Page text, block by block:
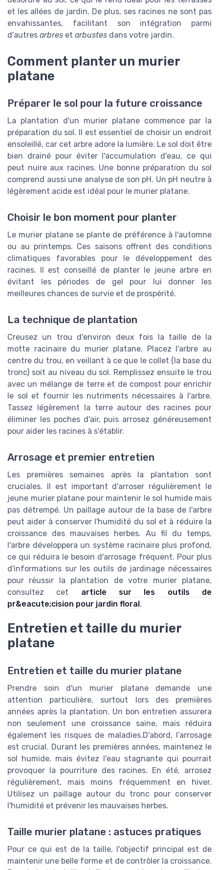
et les allées de jardin. De plus, ses racines ne sont pas
envahissantes, facilitant son intégration parmi
d'autres arbres et arbustes dans votre jardin.
Comment planter un murier
platane
Préparer le sol pour la future croissance
La plantation d'un murier platane commence par la
préparation du sol. Il est essentiel de choisir un endroit
ensoleillé, car cet arbre adore la lumière. Le sol doit être
bien drainé pour éviter l'accumulation d'eau, ce qui
peut nuire aux racines. Une bonne préparation du sol
comprend aussi une analyse de son pH. Un pH neutre à
légèrement acide est idéal pour le murier platane.
Choisir le bon moment pour planter
Le murier platane se plante de préférence à l'automne
ou au printemps. Ces saisons offrent des conditions
climatiques favorables pour le développement des
racines. Il est conseillé de planter le jeune arbre en
évitant les périodes de gel pour lui donner les
meilleures chances de survie et de prospérité.
La technique de plantation
Creusez un trou d'environ deux fois la taille de la
motte racinaire du murier platane. Placez l'arbre au
centre du trou, en veillant à ce que le collet (la base du
tronc) soit au niveau du sol. Remplissez ensuite le trou
avec un mélange de terre et de compost pour enrichir
le sol et fournir les nutriments nécessaires à l'arbre.
Tassez légèrement la terre autour des racines pour
éliminer les poches d'air, puis arrosez généreusement
pour aider les racines à s'établir.
Arrosage et premier entretien
Les premières semaines après la plantation sont
cruciales. Il est important d'arroser régulièrement le
jeune murier platane pour maintenir le sol humide mais
pas détrempé. Un paillage autour de la base de l'arbre
peut aider à conserver l'humidité du sol et à réduire la
croissance des mauvaises herbes. Au fil du temps,
l'arbre développera un système racinaire plus profond,
ce qui réduira le besoin d'arrosage fréquent. Pour plus
d'informations sur les outils de jardinage nécessaires
pour réussir la plantation de votre murier platane,
consultez cet article sur les outils de
pr&eacute;cision pour jardin floral .
Entretien et taille du murier
platane
Entretien et taille du murier platane
Prendre soin d'un murier platane demande une
attention particulière, surtout lors des premières
années après la plantation. Un bon entretien assurera
non seulement une croissance saine, mais réduira
également les risques de maladies.D'abord, l’arrosage
est crucial. Durant les premières années, maintenez le
sol humide, mais évitez l'eau stagnante qui pourrait
provoquer la pourriture des racines. En été, arrosez
régulièrement, mais moins fréquemment en hiver.
Utilisez un paillage autour du tronc pour conserver
l'humidité et prévenir les mauvaises herbes.
Taille murier platane : astuces pratiques
Pour ce qui est de la taille, l'objectif principal est de
maintenir une belle forme et de contrôler la croissance.